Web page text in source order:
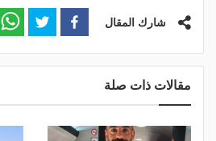
شارك المقال
مقالات ذات صلة